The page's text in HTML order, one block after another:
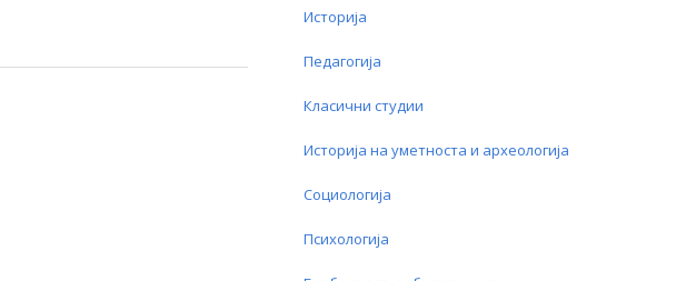
Историја
Педагогија
Класични студии
Историја на уметноста и археологија
Социологија
Психологија